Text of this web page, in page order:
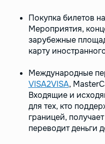
Покупка билетов
Мероприятия,
зарубежные
карту
Международные
VISA2VISA,
Входящие и
для тех, кто
границей,
переводит деньги